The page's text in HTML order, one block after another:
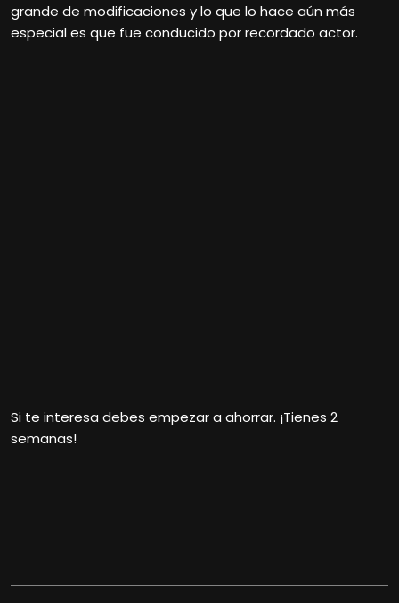
grande de modificaciones y lo que lo hace aún más
especial es que fue conducido por recordado actor.
Si te interesa debes empezar a ahorrar. ¡Tienes 2
semanas!